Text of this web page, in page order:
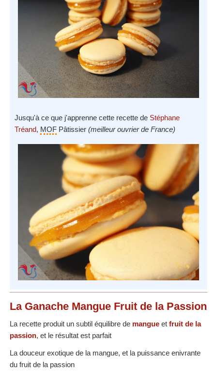
Jusqu'à ce que j'apprenne cette recette de Stéphane
Tréand, MOF Pâtissier (meilleur ouvrier de France)
La Ganache Mangue Fruit de la Passion
La recette produit un subtil équilibre de mangue et fruit de la
passion, et le résultat est parfait
La douceur exotique de la mangue, et la puissance enivrante
du fruit de la passion